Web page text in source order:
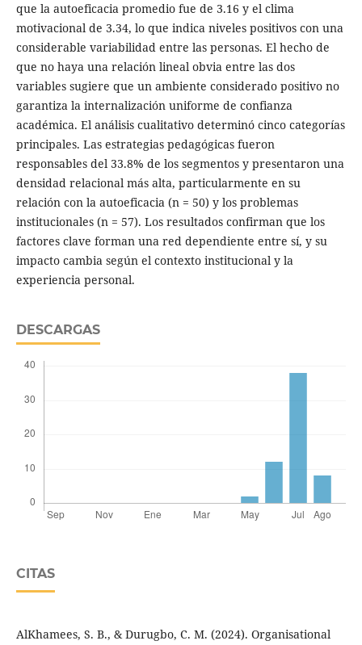
que la autoeficacia promedio fue de 3.16 y el clima
motivacional de 3.34, lo que indica niveles positivos con una
considerable variabilidad entre las personas. El hecho de
que no haya una relación lineal obvia entre las dos
variables sugiere que un ambiente considerado positivo no
garantiza la internalización uniforme de confianza
académica. El análisis cualitativo determinó cinco categorías
principales. Las estrategias pedagógicas fueron
responsables del 33.8% de los segmentos y presentaron una
densidad relacional más alta, particularmente en su
relación con la autoeficacia (n = 50) y los problemas
institucionales (n = 57). Los resultados confirman que los
factores clave forman una red dependiente entre sí, y su
impacto cambia según el contexto institucional y la
experiencia personal.
DESCARGAS
CITAS
AlKhamees, S. B., & Durugbo, C. M. (2024). Organisational